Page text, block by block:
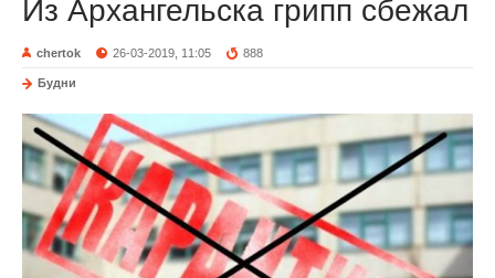
Из Архангельска грипп сбежал
chertok 26-03-2019, 11:05 888
Будни